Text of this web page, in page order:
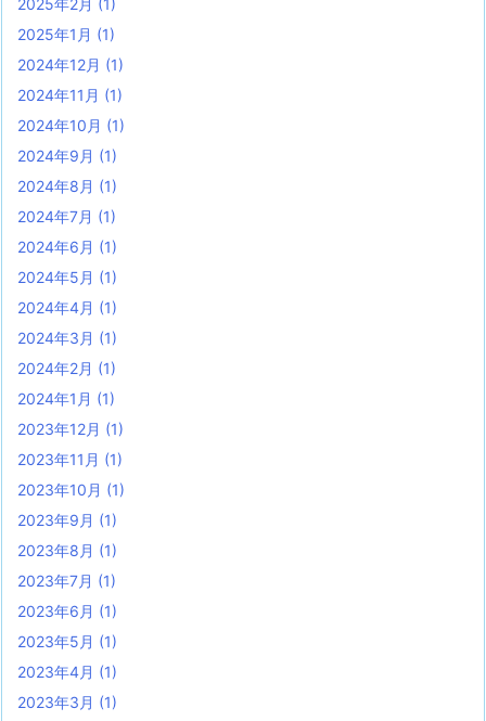
2025年2月 (1)
2025年1月 (1)
2024年12月 (1)
2024年11月 (1)
2024年10月 (1)
2024年9月 (1)
2024年8月 (1)
2024年7月 (1)
2024年6月 (1)
2024年5月 (1)
2024年4月 (1)
2024年3月 (1)
2024年2月 (1)
2024年1月 (1)
2023年12月 (1)
2023年11月 (1)
2023年10月 (1)
2023年9月 (1)
2023年8月 (1)
2023年7月 (1)
2023年6月 (1)
2023年5月 (1)
2023年4月 (1)
2023年3月 (1)